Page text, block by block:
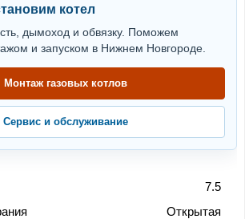
котел
дымоход и обвязку. Поможем
и запуском в Нижнем Новгороде.
Монтаж газовых котлов
Сервис и обслуживание
7.5
Открытая